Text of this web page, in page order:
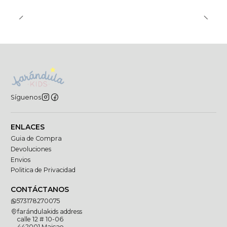
Síguenos
ENLACES
Guia de Compra
Devoluciones
Envios
Politica de Privacidad
CONTÁCTANOS
573178270075
farándulakids address
calle 12 # 10-06